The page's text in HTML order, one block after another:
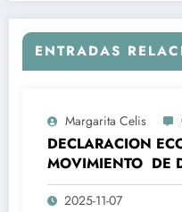
ENTRADAS
Margarita Celis
DECLARACION
MOVIMIENTO DE
COLOMBIA –
ORGANIZACIONES
2025-11-07